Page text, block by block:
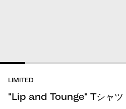
LIMITED
"Lip and Tounge" Tシャツ